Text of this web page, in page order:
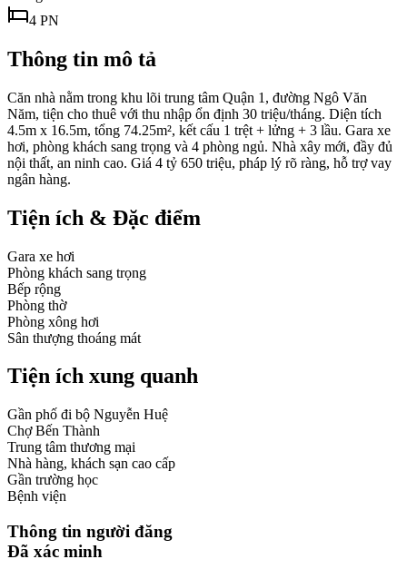
4 PN
Thông tin mô tả
Căn nhà nằm trong khu lõi trung tâm Quận 1, đường Ngô Văn
Năm, tiện cho thuê với thu nhập ổn định 30 triệu/tháng. Diện tích
4.5m x 16.5m, tổng 74.25m², kết cấu 1 trệt + lửng + 3 lầu. Gara xe
hơi, phòng khách sang trọng và 4 phòng ngủ. Nhà xây mới, đầy đủ
nội thất, an ninh cao. Giá 4 tỷ 650 triệu, pháp lý rõ ràng, hỗ trợ vay
ngân hàng.
Tiện ích & Đặc điểm
Gara xe hơi
Phòng khách sang trọng
Bếp rộng
Phòng thờ
Phòng xông hơi
Sân thượng thoáng mát
Tiện ích xung quanh
Gần phố đi bộ Nguyễn Huệ
Chợ Bến Thành
Trung tâm thương mại
Nhà hàng, khách sạn cao cấp
Gần trường học
Bệnh viện
Thông tin người đăng
Đã xác minh